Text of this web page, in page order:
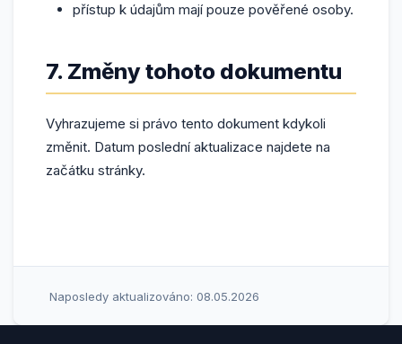
přístup k údajům mají pouze pověřené osoby.
7. Změny tohoto dokumentu
Vyhrazujeme si právo tento dokument kdykoli
změnit. Datum poslední aktualizace najdete na
začátku stránky.
Naposledy aktualizováno: 08.05.2026